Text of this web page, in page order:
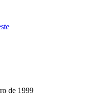
de 1999